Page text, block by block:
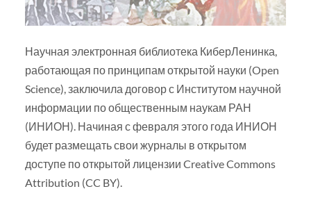
Научная электронная библиотека КиберЛенинка,
работающая по принципам открытой науки (Open
Science), заключила договор с Институтом научной
информации по общественным наукам РАН
(ИНИОН). Начиная с февраля этого года ИНИОН
будет размещать свои журналы в открытом
доступе по открытой лицензии Creative Commons
Attribution (CC BY).